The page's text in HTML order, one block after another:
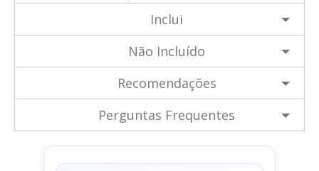
Inclui
Não Incluído
Recomendações
Perguntas Frequentes